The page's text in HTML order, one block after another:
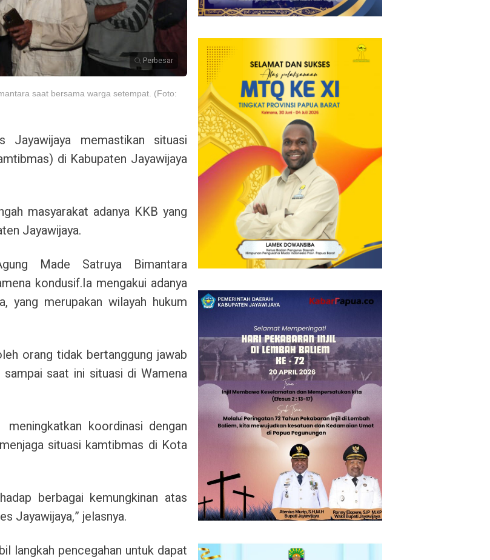
Perbesar
saat bersama warga setempat. (Foto:
memastikan situasi
di Kabupaten Jayawijaya
masyarakat adanya KKB yang
Jayawijaya.
Made Satruya Bimantara
kondusif.Ia mengakui adanya
merupakan wilayah hukum
orang tidak bertanggung jawab
saat ini situasi di Wamena
koordinasi dengan
situasi kamtibmas di Kota
berbagai kemungkinan atas
Jayawijaya,” jelasnya.
langkah pencegahan untuk dapat